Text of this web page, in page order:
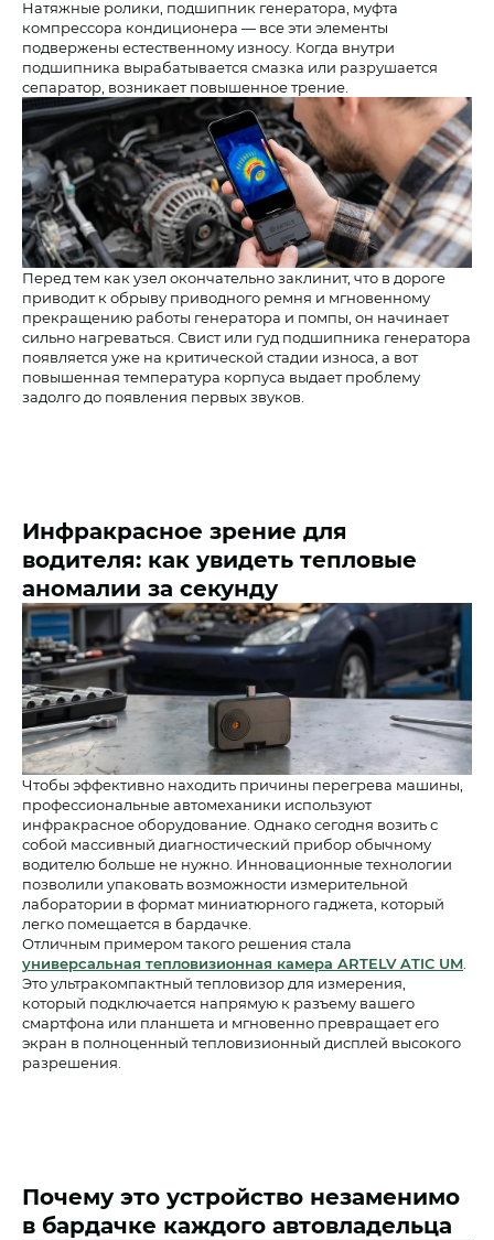
Натяжные ролики, подшипник генератора, муфта
компрессора кондиционера — все эти элементы
подвержены естественному износу. Когда внутри
подшипника вырабатывается смазка или разрушается
сепаратор, возникает повышенное трение.
Перед тем как узел окончательно заклинит, что в дороге
приводит к обрыву приводного ремня и мгновенному
прекращению работы генератора и помпы, он начинает
сильно нагреваться. Свист или гуд подшипника генератора
появляется уже на критической стадии износа, а вот
повышенная температура корпуса выдает проблему
задолго до появления первых звуков.
Инфракрасное зрение для
водителя: как увидеть тепловые
аномалии за секунду
Чтобы эффективно находить причины перегрева машины,
профессиональные автомеханики используют
инфракрасное оборудование. Однако сегодня возить с
собой массивный диагностический прибор обычному
водителю больше не нужно. Инновационные технологии
позволили упаковать возможности измерительной
лаборатории в формат миниатюрного гаджета, который
легко помещается в бардачке.
Отличным примером такого решения стала
универсальная тепловизионная камера ARTELV ATIC UM
Это ультракомпактный тепловизор для измерения,
который подключается напрямую к разъему вашего
смартфона или планшета и мгновенно превращает его
экран в полноценный тепловизионный дисплей высокого
разрешения.
Почему это устройство незаменимо
в бардачке каждого автовладельца